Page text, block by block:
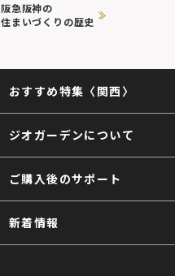
阪急阪神の
住まいづくりの歴史
おすすめ特集〈関西〉
ジオガーデンについて
ご購入後のサポート
新着情報